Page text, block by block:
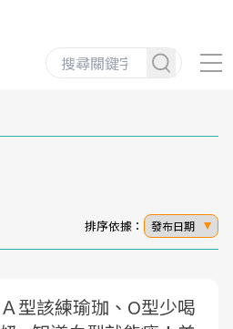
排序依據： 發布日期
Ａ型該練瑜珈、O型少喝